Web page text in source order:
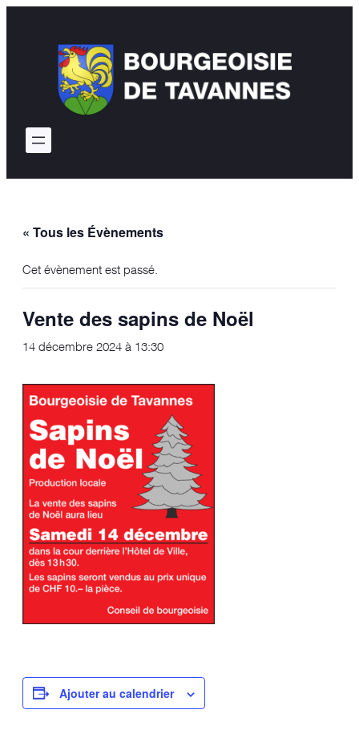
« Tous les Évènements
Cet évènement est passé.
Vente des sapins de Noël
14 décembre 2024 à 13:30
Ajouter au calendrier